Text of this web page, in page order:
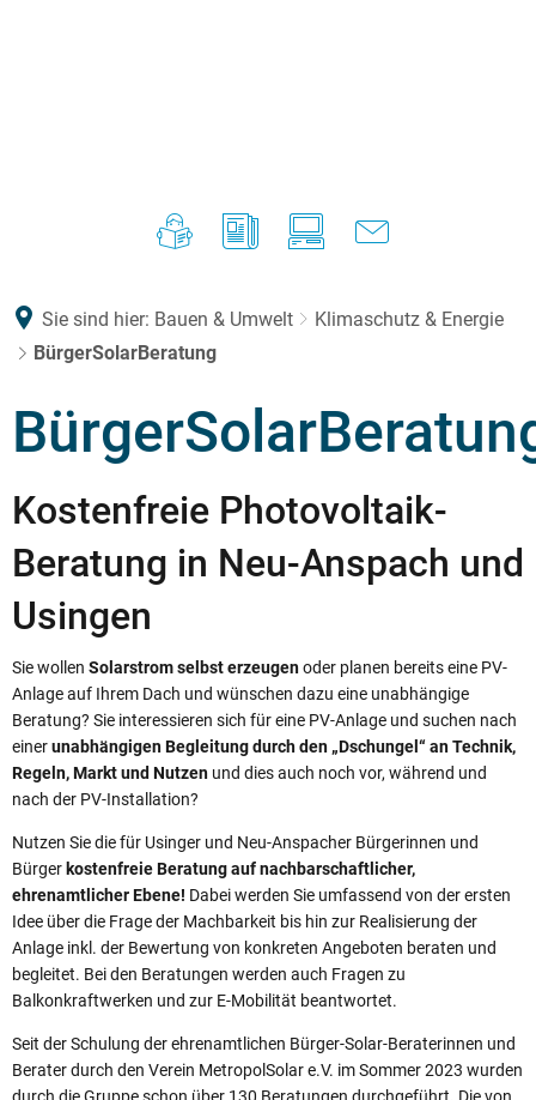
Sie sind hier: Bauen & Umwelt
Klimaschutz & Energie
BürgerSolarBeratung
Kostenfreie Photovoltaik-
Beratung in Neu-Anspach und
Usingen
Sie wollen Solarstrom selbst erzeugenoder planen bereits eine PV-
Anlage auf Ihrem Dach und wünschen dazu eine unabhängige
Beratung? Sie interessieren sich für eine PV-Anlage und suchen nach
einerunabhängigen Begleitung durch den „Dschungel“ an Technik,
Regeln, Markt und Nutzen und dies auch noch vor, während und
nach der PV-Installation?
Nutzen Sie die für Usinger und Neu-Anspacher Bürgerinnen und
Bürger kostenfreie Beratung auf nachbarschaftlicher,
ehrenamtlicher Ebene! Dabei werden Sie umfassend von der ersten
Idee über die Frage der Machbarkeit bis hin zur Realisierung der
Anlage inkl. der Bewertung von konkreten Angeboten beraten und
begleitet. Bei den Beratungen werden auch Fragen zu
Balkonkraftwerken und zur E-Mobilität beantwortet.
Seit der Schulung der ehrenamtlichen Bürger-Solar-Beraterinnen und
Berater durch den Verein MetropolSolar e.V. im Sommer 2023 wurden